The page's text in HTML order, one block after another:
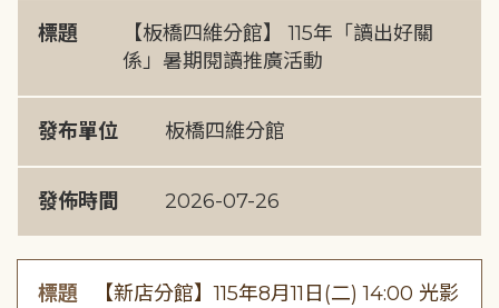
標題
【板橋四維分館】 115年「讀出好關
係」暑期閱讀推廣活動
發布單位 板橋四維分館
發佈時間 2026-07-26
標題
【新店分館】115年8月11日(二) 14:00 光影